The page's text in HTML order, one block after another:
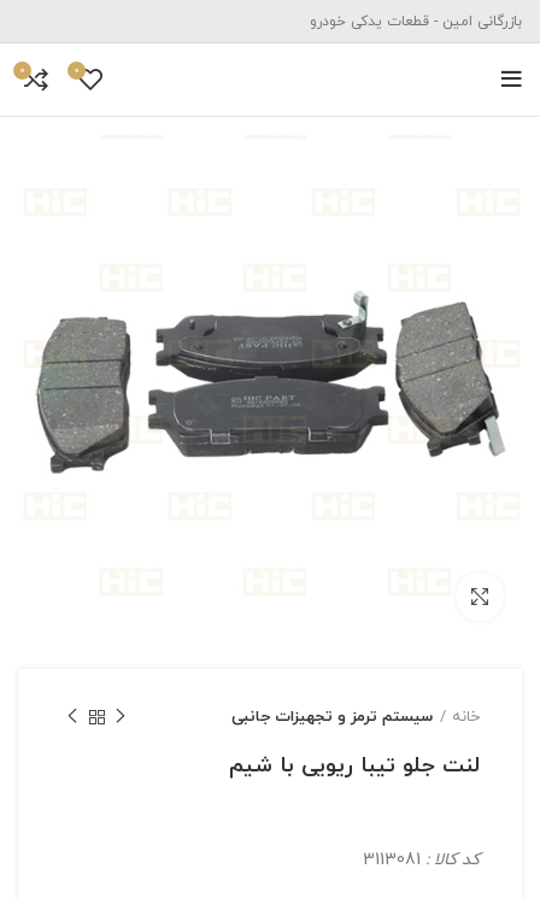
بازرگانی امین - قطعات یدکی خودرو
0
0
خانه سیستم ترمز و تجهیزات جانبی
لنت جلو تیبا ریویی با شیم
کد کالا :